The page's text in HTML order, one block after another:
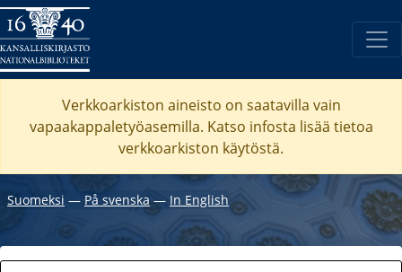
Verkkoarkiston aineisto on saatavilla vain
vapaakappaletyöasemilla. Katso infosta lisää tietoa
verkkoarkiston käytöstä.
Suomeksi ― På svenska― In English